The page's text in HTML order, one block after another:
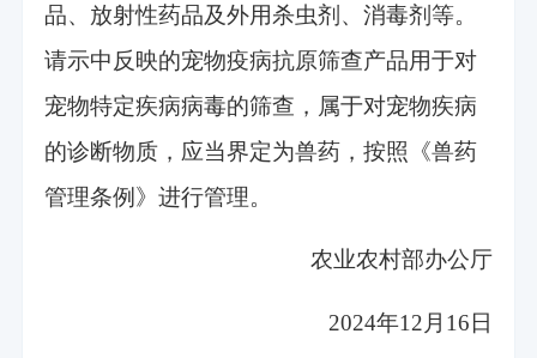
品、放射性药品及外用杀虫剂、消毒剂等。
请示中反映的宠物疫病抗原筛查产品用于对
宠物特定疾病病毒的筛查，属于对宠物疾病
的诊断物质，应当界定为兽药，按照《兽药
管理条例》进行管理。
农业农村部办公厅
2024年12月16日